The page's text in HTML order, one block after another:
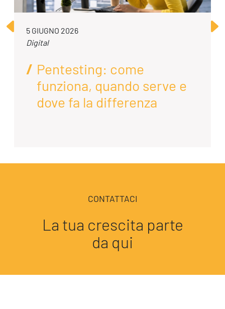
5 GIUGNO 2026
Digital
Pentesting: come
funziona, quando serve e
dove fa la differenza
CONTATTACI
La tua crescita parte
da qui